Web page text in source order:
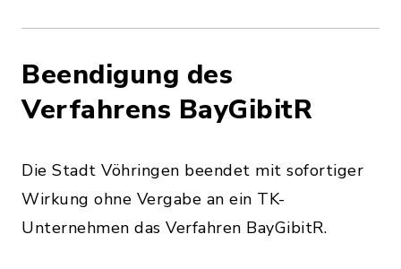
Beendigung des
Verfahrens BayGibitR
Die Stadt Vöhringen beendet mit sofortiger
Wirkung ohne Vergabe an ein TK-
Unternehmen das Verfahren BayGibitR.